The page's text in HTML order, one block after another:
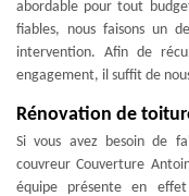
abordable pour tout
fiables, nous faisons un
intervention. Afin de
engagement, il suffit de
Rénovation de
Si vous avez besoin de
couvreur Couverture
équipe présente en